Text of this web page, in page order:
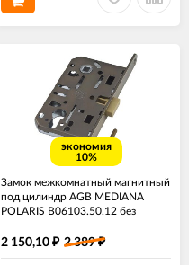
экономия
10%
Замок межкомнатный магнитный
под цилиндр AGB MEDIANA
POLARIS B06103.50.12 без
бронза
2 150,10 ₽ 2 389₽